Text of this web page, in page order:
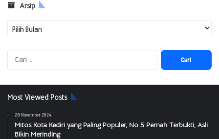
Arsip
Cari
Most Viewed Posts
28 November 2024
Mitos Kota Kediri yang Paling Populer, No 5 Pernah Terbukti, Asli
Bikin Merinding